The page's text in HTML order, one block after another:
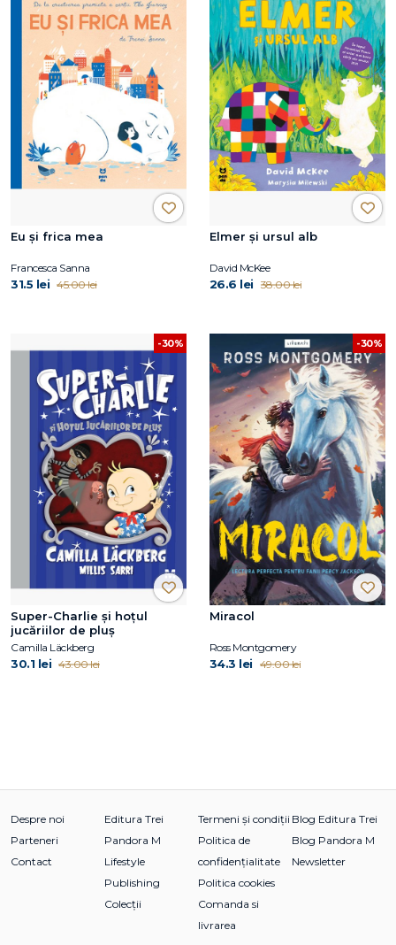
Eu și frica mea
Francesca Sanna
31.5 lei 45.00 lei
Elmer și ursul alb
David McKee
26.6 lei 38.00 lei
-30%
Super-Charlie și hoțul
jucăriilor de pluș
Camilla Läckberg
30.1 lei 43.00 lei
-30%
Miracol
Ross Montgomery
34.3 lei 49.00 lei
Despre noi
Parteneri
Contact
Editura Trei
Pandora M
Lifestyle
Publishing
Colecții
Termeni și condiții
Politica de
confidențialitate
Politica cookies
Comanda si
livrarea
Blog Editura Trei
Blog Pandora M
Newsletter